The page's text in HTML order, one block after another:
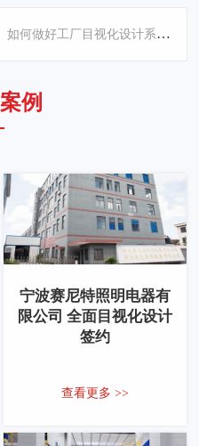
如何做好工厂目视化设计系统规划？
案例
宁波赛尼特照明电器有
限公司 全面目视化设计
签约
查看更多 >>